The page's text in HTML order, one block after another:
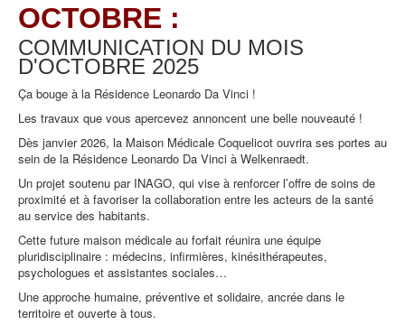
OCTOBRE :
COMMUNICATION DU MOIS
D'OCTOBRE 2025
Ça bouge à la Résidence Leonardo Da Vinci !
Les travaux que vous apercevez annoncent une belle nouveauté !
Dès janvier 2026, la Maison Médicale Coquelicot ouvrira ses portes au
sein de la Résidence Leonardo Da Vinci à Welkenraedt.
Un projet soutenu par INAGO, qui vise à renforcer l’offre de soins de
proximité et à favoriser la collaboration entre les acteurs de la santé
au service des habitants.
Cette future maison médicale au forfait réunira une équipe
pluridisciplinaire : médecins, infirmières, kinésithérapeutes,
psychologues et assistantes sociales…
Une approche humaine, préventive et solidaire, ancrée dans le
territoire et ouverte à tous.